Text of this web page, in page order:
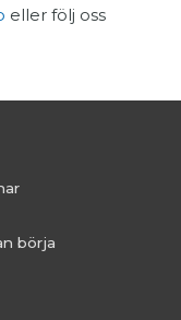
eller följ oss
börja